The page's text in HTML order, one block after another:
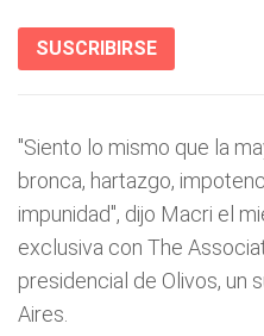
SUSCRIBIRSE
"Siento lo mismo que la
bronca, hartazgo,
impunidad", dijo Macri el
exclusiva con The
presidencial de Olivos, un
Aires.